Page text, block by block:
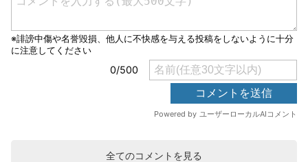
全てのコメントを見る